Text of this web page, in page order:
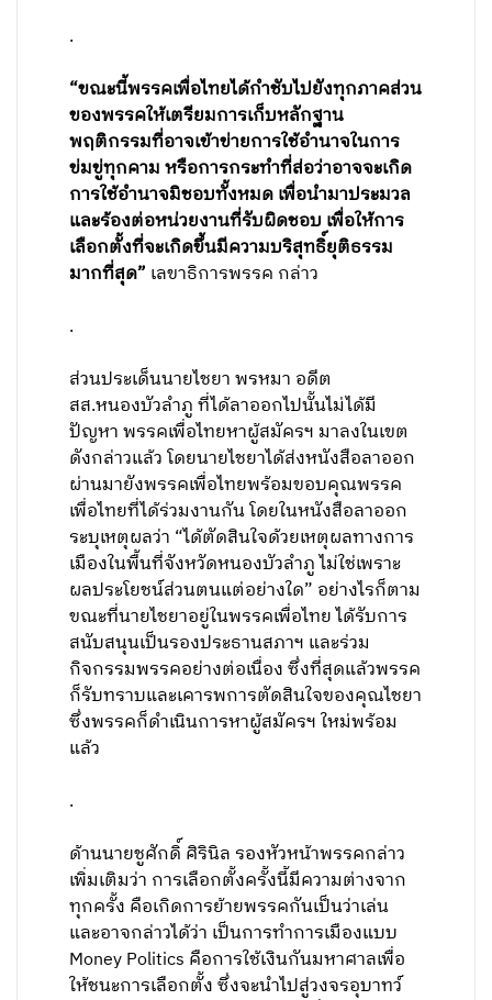
.
“ขณะนี้พรรคเพื่อไทยได้กำชับไปยังทุกภาคส่วน
ของพรรคให้เตรียมการเก็บหลักฐาน
พฤติกรรมที่อาจเข้าข่ายการใช้อำนาจในการ
ข่มขู่ทุกคาม หรือการกระทำที่ส่อว่าอาจจะเกิด
การใช้อำนาจมิชอบทั้งหมด เพื่อนำมาประมวล
และร้องต่อหน่วยงานที่รับผิดชอบ เพื่อให้การ
เลือกตั้งที่จะเกิดขึ้นมีความบริสุทธิ์ยุติธรรม
มากที่สุด” เลขาธิการพรรค กล่าว
.
ส่วนประเด็นนายไชยา พรหมา อดีต
สส.หนองบัวลำภู ที่ได้ลาออกไปนั้นไม่ได้มี
ปัญหา พรรคเพื่อไทยหาผู้สมัครฯ มาลงในเขต
ดังกล่าวแล้ว โดยนายไชยาได้ส่งหนังสือลาออก
ผ่านมายังพรรคเพื่อไทยพร้อมขอบคุณพรรค
เพื่อไทยที่ได้ร่วมงานกัน โดยในหนังสือลาออก
ระบุเหตุผลว่า “ได้ตัดสินใจด้วยเหตุผลทางการ
เมืองในพื้นที่จังหวัดหนองบัวลำภู ไม่ใช่เพราะ
ผลประโยชน์ส่วนตนแต่อย่างใด” อย่างไรก็ตาม
ขณะที่นายไชยาอยู่ในพรรคเพื่อไทย ได้รับการ
สนับสนุนเป็นรองประธานสภาฯ และร่วม
กิจกรรมพรรคอย่างต่อเนื่อง ซึ่งที่สุดแล้วพรรค
ก็รับทราบและเคารพการตัดสินใจของคุณไชยา
ซึ่งพรรคก็ดำเนินการหาผู้สมัครฯ ใหม่พร้อม
แล้ว
.
ด้านนายชูศักดิ์ ศิรินิล รองหัวหน้าพรรคกล่าว
เพิ่มเติมว่า การเลือกตั้งครั้งนี้มีความต่างจาก
ทุกครั้ง คือเกิดการย้ายพรรคกันเป็นว่าเล่น
และอาจกล่าวได้ว่า เป็นการทำการเมืองแบบ
Money Politics คือการใช้เงินกันมหาศาลเพื่อ
ให้ชนะการเลือกตั้ง ซึ่งจะนำไปสู่วงจรอุบาทว์